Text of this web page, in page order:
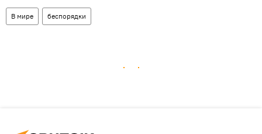
В мире беспорядки